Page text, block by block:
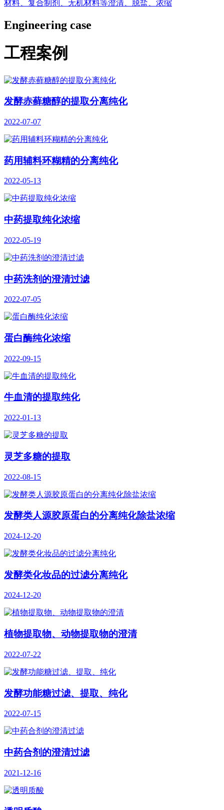
材料、复合制剂、无机材料等澄清、脱盐、浓缩
Engineering case
工程案例
发酵赤藓糖醇的提取分离纯化
2022-07-07
药用辅料环糊精的分离纯化
2022-05-13
中药提取纯化浓缩
2022-05-19
中药洗剂的澄清过滤
2022-07-05
蛋白酶纯化浓缩
2022-09-15
牛血清的提取纯化
2022-01-13
灵芝多糖的提取
2022-08-15
发酵类人源胶原蛋白的分离纯化除盐浓缩
2024-12-20
发酵类化妆品的过滤分离纯化
2024-12-20
植物提取物、动物提取物的澄清
2022-07-22
发酵功能糖过滤、提取、纯化
2022-07-15
中药合剂的澄清过滤
2021-12-16